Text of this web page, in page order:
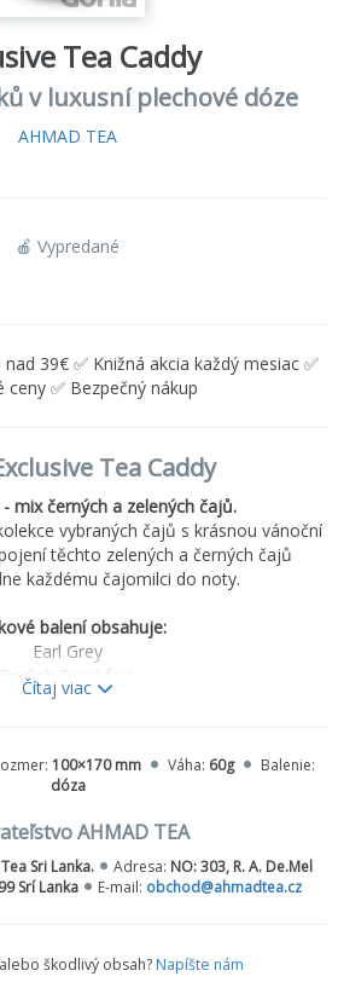
Tea Caddy
v luxusní plechové dóze
AHMAD TEA
🍎 Vypredané
39€ ✅ Knižná akcia každý mesiac ✅
ceny ✅ Bezpečný nákup
Tea Caddy
mix černých a zelených čajů.
vybraných čajů s krásnou vánoční
těchto zelených a černých čajů
každému čajomilci do noty.
balení obsahuje:
Earl Grey
English Breakfast
Darjeeling
vodou a nechte louhovat 3–5 minut
Čítaj viac
100×170 mm Váha: 60g
Balenie:
dóza
AHMAD TEA
Sri Lanka. Adresa: NO: 303, R. A. De.Mel
Srí Lanka
E-mail: obchod@ahmadtea.cz
škodlivý obsah? Napíšte nám